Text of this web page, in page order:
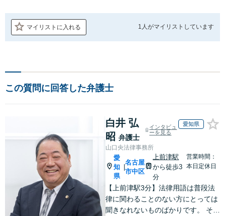
マイリストに入れる 1人がマイリストしています
この質問に回答した弁護士
白井 弘
昭 弁護士
インタビュ
ーを見る
愛知県
山口央法律事務所
愛
知
県
名古屋
市中区
上前津駅
から徒歩3
分
営業時間：
本日定休日
【上前津駅3分】法律用語は普段法
律に関わることのない方にとっては
聞きなれないものばかりです。 その